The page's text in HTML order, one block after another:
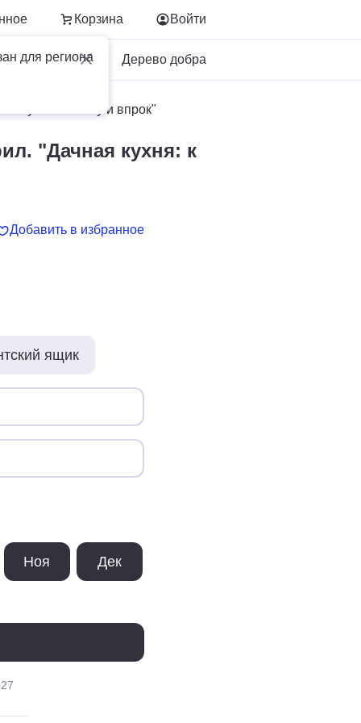
Корзина
для региона
Войти
Для бизнеса Дерево добра
кухня: к столу и впрок"
"Дачная кухня: к
Добавить в избранное
ящик
Ноя Дек